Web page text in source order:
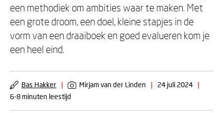
een methodiek om ambities waar te maken. Met
een grote droom, een doel, kleine stapjes in de
vorm van een draaiboek en goed evalueren kom je
een heel eind.
Bas Hakker | Mirjam van der Linden | 24 juli 2024
|
6-8 minuten leestijd